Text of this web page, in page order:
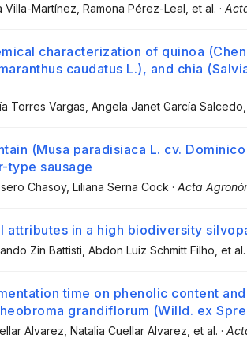
Villa-Martínez , Ramona Pérez-Leal , et al. ·
characterization of quinoa
caudatus L.), and chia
Torres Vargas , Angela Janet García Salcedo
(Musa paradisiaca L. cv.
type sausage
Chasoy, Liliana Serna Cock · Acta
attributes in a high biodiversity
Zin Battisti , Abdon Luiz Schmitt Filho , et al.
time on phenolic content
grandiflorum (Willd. ex
Alvarez , Natalia Cuellar Alvarez , et al. ·